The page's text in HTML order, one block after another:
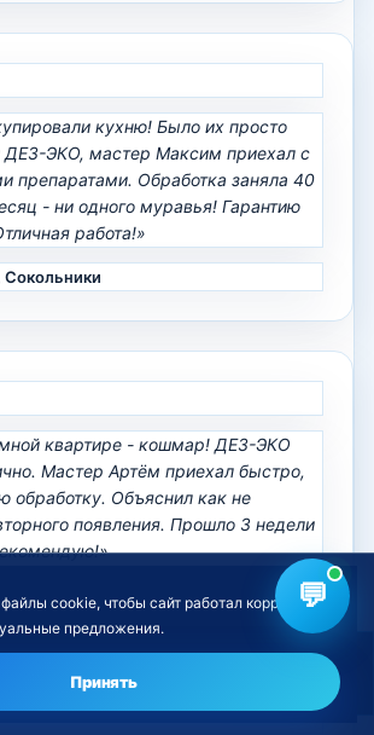
кухню! Было их просто
ЭКО, мастер Максим приехал с
препаратами. Обработка заняла 40
- ни одного муравья! Гарантию
работа!»
квартире - кошмар! ДЕЗ-ЭКО
Мастер Артём приехал быстро,
обработку. Объяснил как не
появления. Прошло 3 недели
насекомых? Оставить заявку
cookie, чтобы сайт работал корректно
предложения.
Принять
💬